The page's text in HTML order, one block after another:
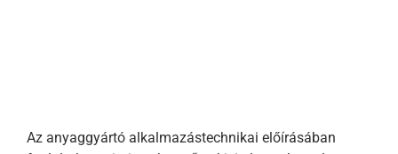
Az anyaggyártó alkalmazástechnikai előírásában